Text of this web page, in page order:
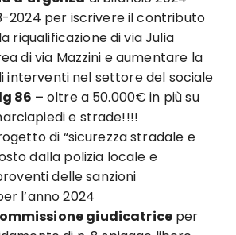
2024 per iscrivere il contributo
riqualificazione di via Julia
di via Mazzini e aumentare la
interventi nel settore del sociale
86 – oltre a 50.000€ in più su
e strade!!!!
di “sicurezza stradale e
dalla polizia locale e
delle sanzioni
l’anno 2024
giudicatrice per